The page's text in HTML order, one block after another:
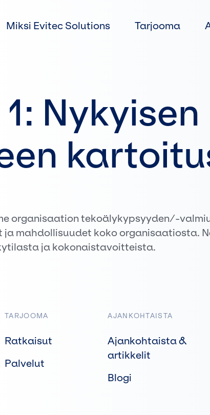
Miksi Evitec Solutions Tarjooma
Nykyisen
organisaation tekoälykypsyyden/-
ja mahdollisuudet koko organisaatiosta.
ja kokonaistavoitteista.
TARJOOMA
Ratkaisut
Palvelut
AJANKOHTAISTA
Ajankohtaista &
artikkelit
Blogi